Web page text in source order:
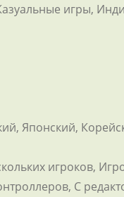
игры, Инди
Японский,
игроков,
С